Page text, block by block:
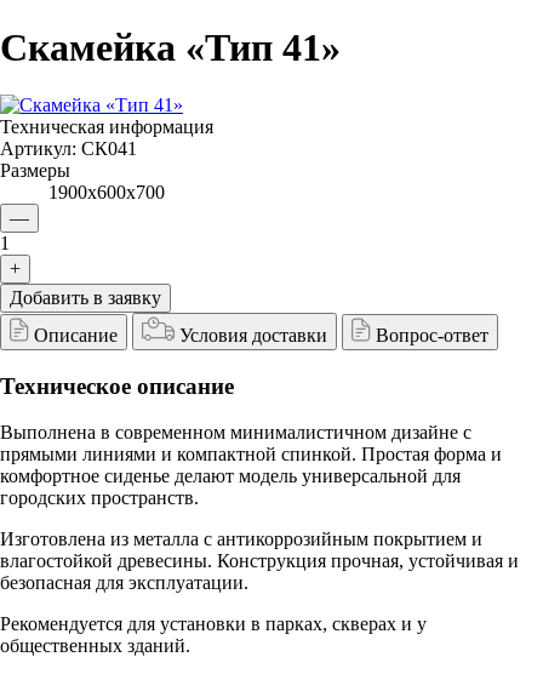
Скамейка «Тип 41»
Техническая информация
Артикул: СК041
Размеры
1900х600х700
—
1
+
Добавить в заявку
Описание
Условия доставки Вопрос-ответ
Техническое описание
Выполнена в современном минималистичном дизайне с
прямыми линиями и компактной спинкой. Простая форма и
комфортное сиденье делают модель универсальной для
городских пространств.
Изготовлена из металла с антикоррозийным покрытием и
влагостойкой древесины. Конструкция прочная, устойчивая и
безопасная для эксплуатации.
Рекомендуется для установки в парках, скверах и у
общественных зданий.